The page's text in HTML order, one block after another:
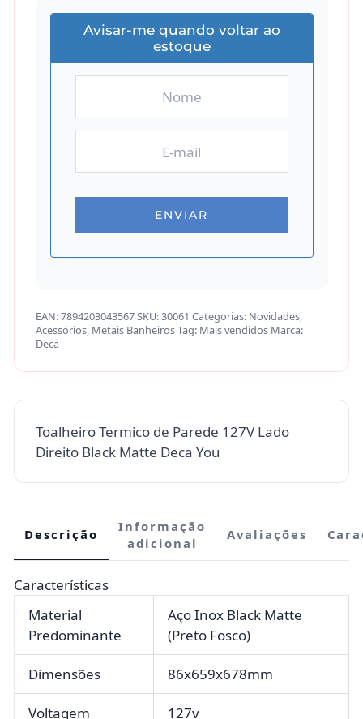
Avisar-me quando voltar ao
estoque
EAN:7894203043567SKU:30061 Categorias: Novidades,
Acessórios, Metais BanheirosTag: Mais vendidos Marca:
Deca
Toalheiro Termico de Parede 127V Lado
Direito Black Matte Deca You
Descrição
Informação
adicional
Avaliações
Características
Material
Predominante
Aço Inox Black Matte
(Preto Fosco)
Dimensões 86x659x678mm
Voltagem 127v